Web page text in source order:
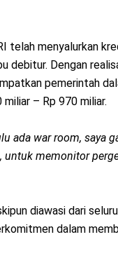
telah menyalurkan
debitur. Dengan
pemerintah
– Rp 970 miliar.
ada war room, saya
memonitor
diawasi dari
dalam